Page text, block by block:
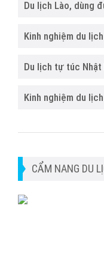
Du lịch Lào, dùng
Kinh nghiệm du
Du lịch tự túc Nhật
Kinh nghiệm du
CẨM NANG DU